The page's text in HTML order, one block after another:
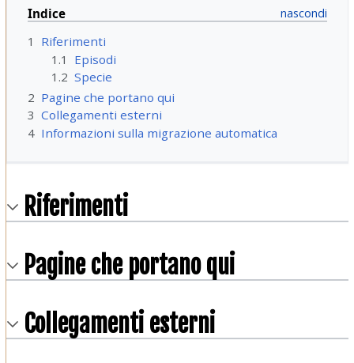
Indice
1
Riferimenti
1.1
Episodi
1.2 Specie
2 Pagine che portano qui
3 Collegamenti esterni
4 Informazioni sulla migrazione automatica
Riferimenti
Pagine che portano qui
Collegamenti esterni